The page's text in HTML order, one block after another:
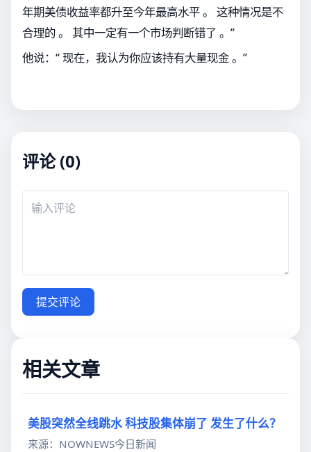
年期美债收益率都升至今年最高水平 。 这种情况是不
合理的 。 其中一定有一个市场判断错了 。”
他说：“ 现在，我认为你应该持有大量现金 。”
评论 (0)
提交评论
相关文章
美股突然全线跳水 科技股集体崩了 发生了什么？
来源：NOWNEWS今日新闻